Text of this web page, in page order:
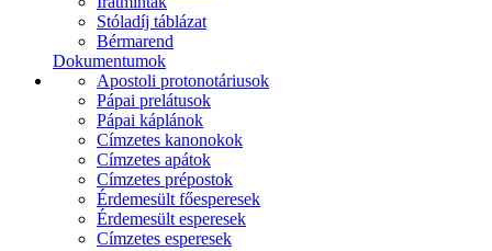
Stóladíj táblázat
Bérmarend
Dokumentumok
Apostoli protonotáriusok
Pápai prelátusok
Pápai káplánok
Címzetes kanonokok
Címzetes apátok
Címzetes prépostok
Érdemesült főesperesek
Érdemesült esperesek
Címzetes esperesek